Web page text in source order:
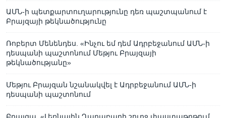
ԱՄՆ-ի պետքարտուղարությունը դեռ պաշտպանում է
Բրայզայի թեկնածությունը
Ռոբերտ Մենենդես. «Ինչու եմ դեմ Ադրբեջանում ԱՄՆ-ի
դեսպանի պաշտոնում Մեթյու Բրայզայի
թեկնածությանը»
Մեթյու Բրայզան նշանակվել է Ադրբեջանում ԱՄՆ-ի
դեսպանի պաշտոնում
Բրայզա. «Լեռնային Ղարաբաղի շուրջ փաստաթղթում